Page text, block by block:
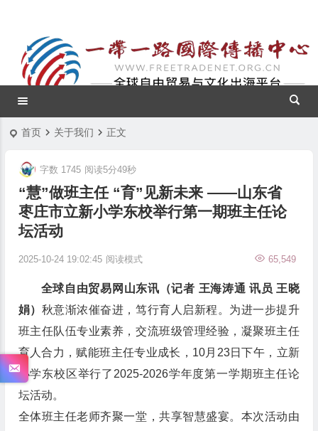
首页 关于我们 正文
“慧”做班主任 “育”见新未来 ——山东省
枣庄市立新小学东校举行第一期班主任论
坛活动
2025-10-24 19:02:45 65,549
字数 1745 阅读5分49秒
阅读模式
全球自由贸易网山东讯（记者 王海涛通 讯员 王晓
娟） 秋意渐浓催奋进，笃行育人启新程。为进一步提升
班主任队伍专业素养，交流班级管理经验，凝聚班主任
育人合力，赋能班主任专业成长，10月23日下午，立新
小学东校区举行了2025-2026学年度第一学期班主任论
坛活动。
全体班主任老师齐聚一堂，共享智慧盛宴。本次活动由